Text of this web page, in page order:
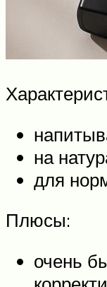
на
для
Плюсы:
очень